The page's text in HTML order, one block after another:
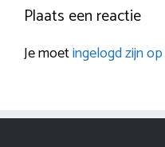
Plaats een reactie
Je moetingelogd zijn op